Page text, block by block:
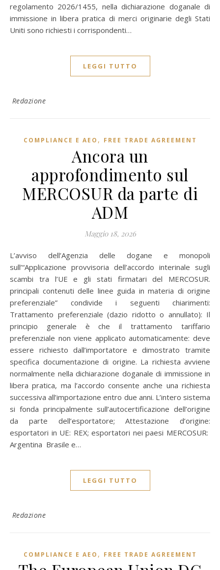
regolamento 2026/1455, nella dichiarazione doganale di
immissione in libera pratica di merci originarie degli Stati
Uniti sono richiesti i corrispondenti…
LEGGI TUTTO
Redazione
COMPLIANCE E AEO , FREE TRADE AGREEMENT
Ancora un
approfondimento sul
MERCOSUR da parte di
ADM
Maggio 18, 2026
L’avviso dell’Agenzia delle dogane e monopoli
sull’“Applicazione provvisoria dell’accordo interinale sugli
scambi tra l’UE e gli stati firmatari del MERCOSUR.
principali contenuti delle linee guida in materia di origine
preferenziale” condivide i seguenti chiarimenti:
Trattamento preferenziale (dazio ridotto o annullato): Il
principio generale è che il trattamento tariffario
preferenziale non viene applicato automaticamente: deve
essere richiesto dall’importatore e dimostrato tramite
specifica documentazione di origine. La richiesta avviene
normalmente nella dichiarazione doganale di immissione in
libera pratica, ma l’accordo consente anche una richiesta
successiva all’importazione entro due anni. L’intero sistema
si fonda principalmente sull’autocertificazione dell’origine
da parte dell’esportatore; Attestazione d’origine:
esportatori in UE: REX; esportatori nei paesi MERCOSUR:
Argentina Brasile e…
LEGGI TUTTO
Redazione
COMPLIANCE E AEO , FREE TRADE AGREEMENT